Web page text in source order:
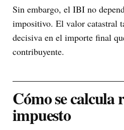
Sin embargo, el IBI no
impositivo. El valor catastral
decisiva en el importe final
contribuyente.
Cómo se calcula
impuesto